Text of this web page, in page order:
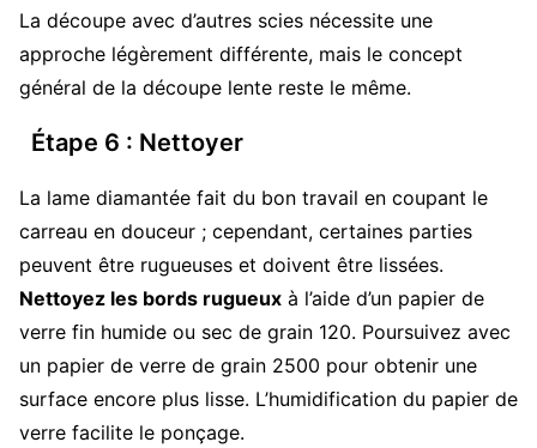
La découpe avec d’autres scies nécessite une
approche légèrement différente, mais le concept
général de la découpe lente reste le même.
Étape 6 : Nettoyer
La lame diamantée fait du bon travail en coupant le
carreau en douceur ; cependant, certaines parties
peuvent être rugueuses et doivent être lissées.
Nettoyez les bords rugueux à l’aide d’un papier de
verre fin humide ou sec de grain 120. Poursuivez avec
un papier de verre de grain 2500 pour obtenir une
surface encore plus lisse. L’humidification du papier de
verre facilite le ponçage.